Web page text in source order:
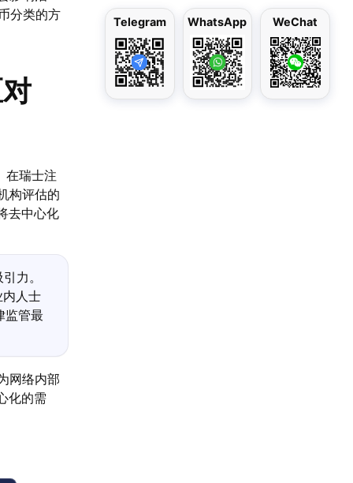
分类的方
在瑞士注
构评估的
去中心化
力。
人士
监管最
网络内部
化的需
Telegram WhatsApp WeChat